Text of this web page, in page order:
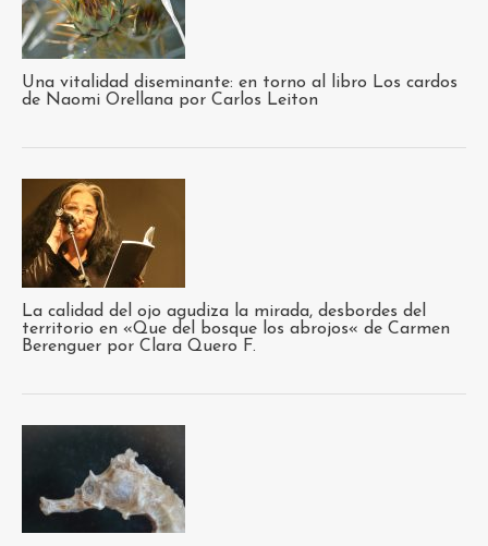
Una vitalidad diseminante: en torno al libro Los cardos
de Naomi Orellana por Carlos Leiton
La calidad del ojo agudiza la mirada, desbordes del
territorio en «Que del bosque los abrojos« de Carmen
Berenguer por Clara Quero F.